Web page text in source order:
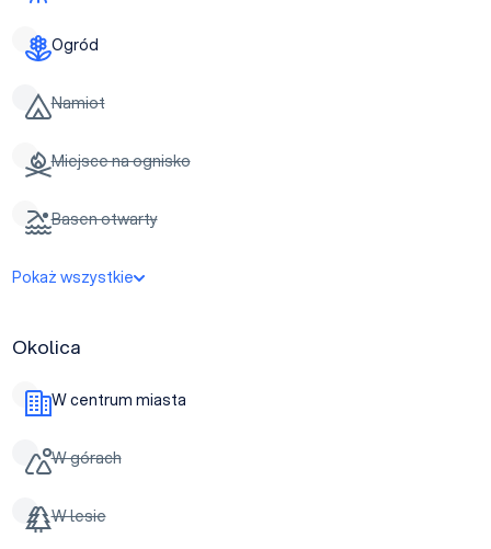
Ogród
Namiot
Miejsce na ognisko
Basen otwarty
Pokaż wszystkie
Okolica
W centrum miasta
W górach
W lesie